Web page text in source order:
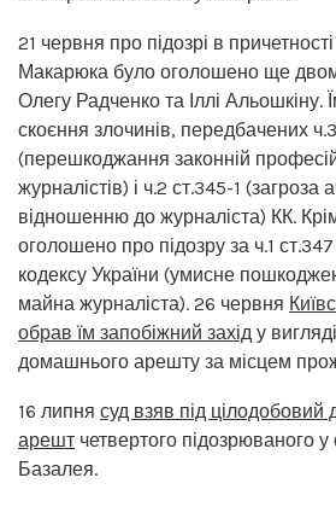
21 червня про підозрі в
Макарюка було оголошено ще двом
Олегу Радченко та Іллі Альошкіну.
скоєння злочинів, передбачених ч.3
(перешкоджання законній
журналістів) і ч.2 ст.345-1
відношенню до журналіста) КК.
оголошено про підозру за ч.1
кодексу України (умисне
майна журналіста). 26 червня
обрав їм запобіжний захід у
домашнього арешту за місцем
16 липня суд взяв під цілодобовий
арешт четвертого підозрюваного
Базалея.